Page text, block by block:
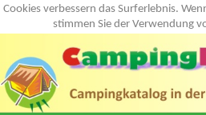
Cookies verbessern das Surferlebnis.
stimmen Sie der Verwendung